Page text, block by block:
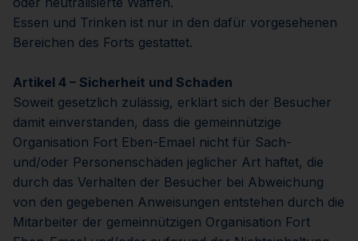
Essen und Trinken ist nur in den dafür vorgesehenen
Bereichen des Forts gestattet.
Artikel 4 – Sicherheit und Schaden
Soweit gesetzlich zulässig, erklärt sich der Besucher
damit einverstanden, dass die gemeinnützige
Organisation Fort Eben-Emael nicht für Sach-
und/oder Personenschäden jeglicher Art haftet, die
durch das Verhalten der Besucher bei Abweichung
von den gegebenen Anweisungen entstehen durch die
Mitarbeiter der gemeinnützigen Organisation Fort